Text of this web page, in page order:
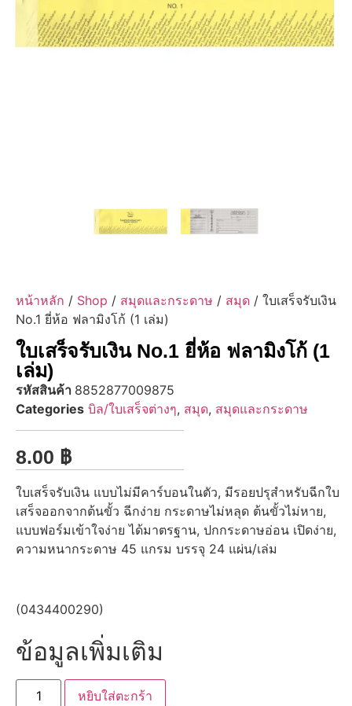
หน้าหลัก / Shop / สมุดและกระดาษ / สมุด / ใบเสร็จรับเงิน
No.1 ยี่ห้อ ฟลามิงโก้ (1 เล่ม)
ใบเสร็จรับเงิน No.1 ยี่ห้อ ฟลามิงโก้ (1
เล่ม)
รหัสสินค้า 8852877009875
Categories บิล/ใบเสร็จต่างๆ, สมุด, สมุดและกระดาษ
8.00 ฿
ใบเสร็จรับเงิน แบบไม่มีคาร์บอนในตัว, มีรอยปรุสำหรับฉีกใบ
เสร็จออกจากต้นขั้ว ฉีกง่าย กระดาษไม่หลุด ต้นขั้วไม่หาย,
แบบฟอร์มเข้าใจง่าย ได้มาตรฐาน, ปกกระดาษอ่อน เปิดง่าย,
ความหนากระดาษ 45 แกรม บรรจุ 24 แผ่น/เล่ม
(0434400290)
ข้อมูลเพิ่มเติม
หยิบใส่ตะกร้า